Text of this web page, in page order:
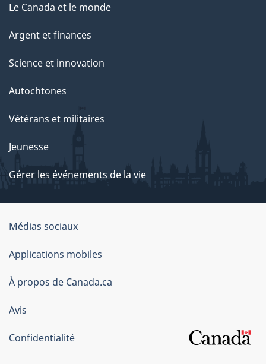
Le Canada et le monde
Argent et finances
Science et innovation
Autochtones
Vétérans et militaires
Jeunesse
Gérer les événements de la vie
Organisation
du
gouvernement
du
Canada
Médias sociaux
Applications mobiles
À propos de Canada.ca
Avis
Confidentialité